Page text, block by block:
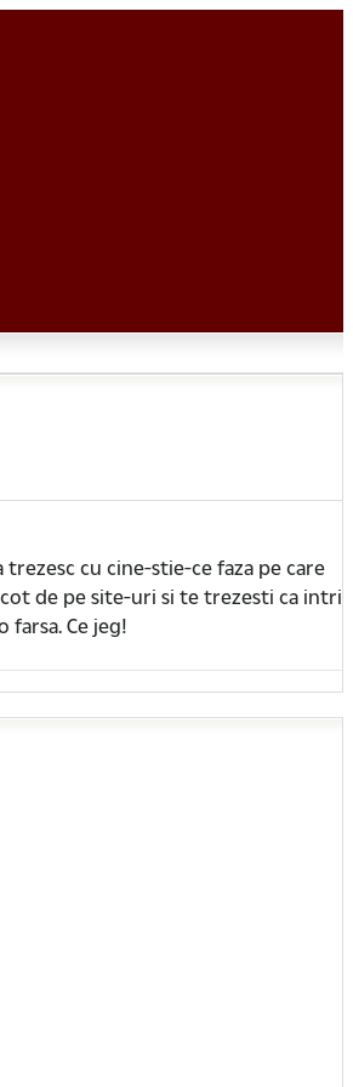
cu cine-stie-ce faza pe care
de pe site-uri si te trezesti ca intri
Ce jeg!